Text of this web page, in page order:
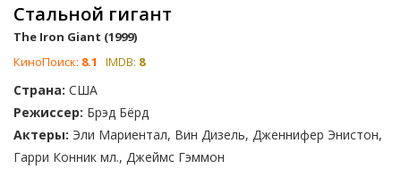
Стальной гигант
The Iron Giant (1999)
КиноПоиск: 8.1 IMDB: 8
Страна: США
Режиссер: Брэд Бёрд
Актеры: Эли Мариентал, Вин Дизель, Дженнифер Энистон,
Гарри Конник мл., Джеймс Гэммон